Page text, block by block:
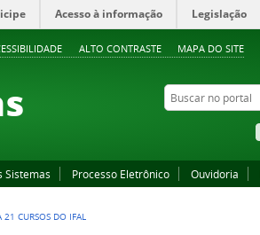
ALTO CONTRASTE MAPA DO SITE
Acesso à informação Legislação
Buscar no portal
Sistemas Processo Eletrônico Ouvidoria
CURSOS DO IFAL